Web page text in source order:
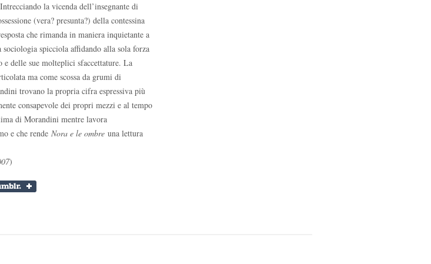
la vicenda dell’insegnante di
(vera? presunta?) della contessina
che rimanda in maniera inquietante a
spicciola affidando alla sola forza
delle sue molteplici sfaccettature. La
ma come scossa da grumi di
trovano la propria cifra espressiva più
consapevole dei propri mezzi e al tempo
di Morandini mentre lavora
e che rende Nora e le ombre una lettura
)